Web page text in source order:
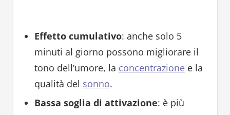
Effetto cumulativo: anche solo 5
minuti al giorno possono migliorare il
tono dell’umore, la concentrazionee la
qualità del sonno.
Bassa soglia di attivazione: è più